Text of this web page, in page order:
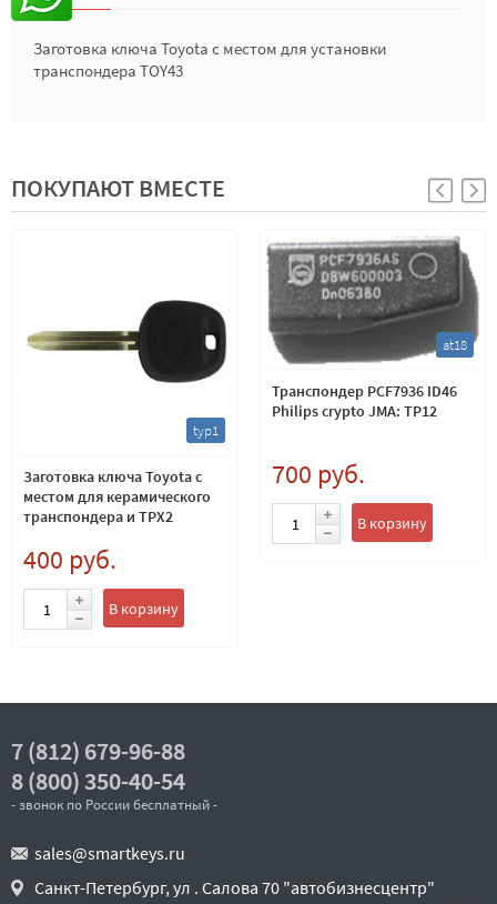
Заготовка ключа Toyota с местом для установки
транспондера TOY43
ПОКУПАЮТ ВМЕСТЕ
typ1
Заготовка ключа Toyota с
местом для керамического
транспондера и TPX2
400 руб.
В корзину
at18
Транспондер PCF7936 ID46
Philips crypto JMA: TP12
700 руб.
В корзину
7 (812) 679-96-88
8 (800) 350-40-54
- звонок по России бесплатный -
sales@smartkeys.ru
Санкт-Петербург, ул . Салова 70 "автобизнесцентр"